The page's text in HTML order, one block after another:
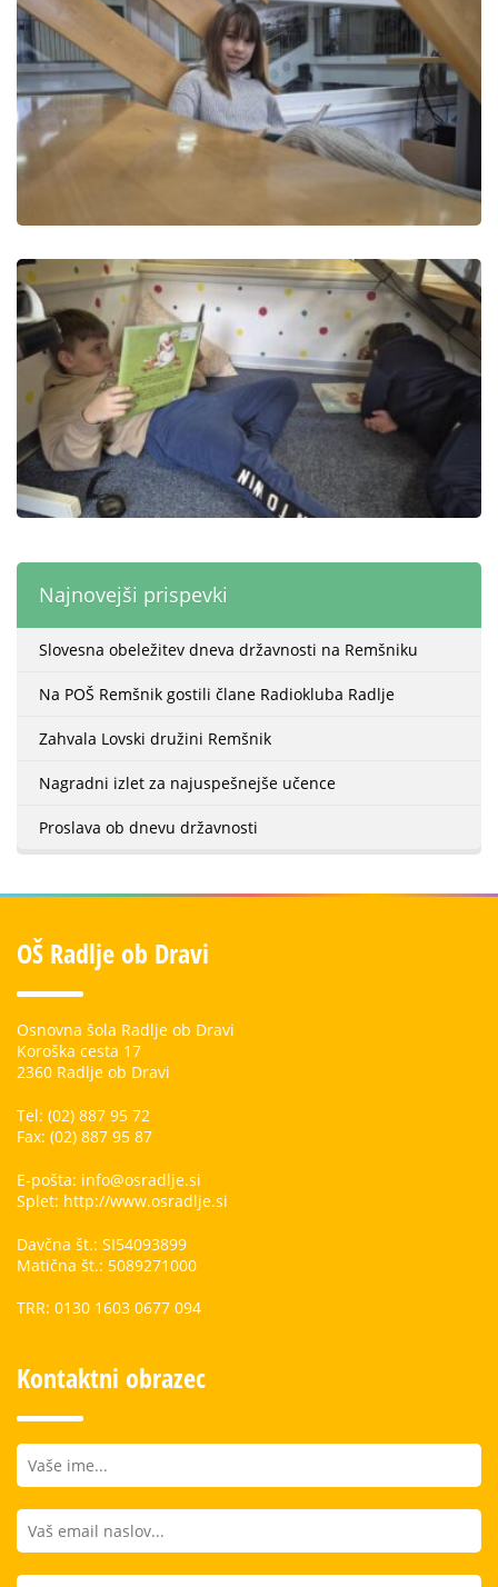
Najnovejši prispevki
Slovesna obeležitev dneva državnosti na Remšniku
Na POŠ Remšnik gostili člane Radiokluba Radlje
Zahvala Lovski družini Remšnik
Nagradni izlet za najuspešnejše učence
Proslava ob dnevu državnosti
OŠ Radlje ob Dravi
Osnovna šola Radlje ob Dravi
Koroška cesta 17
2360 Radlje ob Dravi
Tel: (02) 887 95 72
Fax: (02) 887 95 87
E-pošta: info@osradlje.si
Splet: http://www.osradlje.si
Davčna št.: SI54093899
Matična št.: 5089271000
TRR: 0130 1603 0677 094
Kontaktni obrazec